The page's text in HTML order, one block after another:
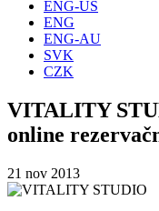
ENG-US
ENG
ENG-AU
SVK
CZK
VITALITY
online
21 nov 2013